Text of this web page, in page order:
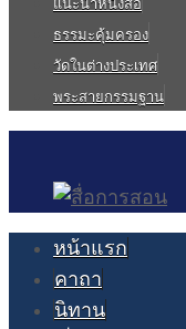
ธรรมะคุ้มครอง
วัดในต่างประเทศ
พระสายกรรมฐาน
หน้าแรก
คาถา
นิทาน